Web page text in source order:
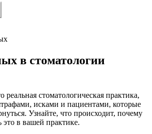
в стоматологии
стоматологическая практика,
исками и пациентами, которые
Узнайте, что происходит, почему
это в вашей практике.